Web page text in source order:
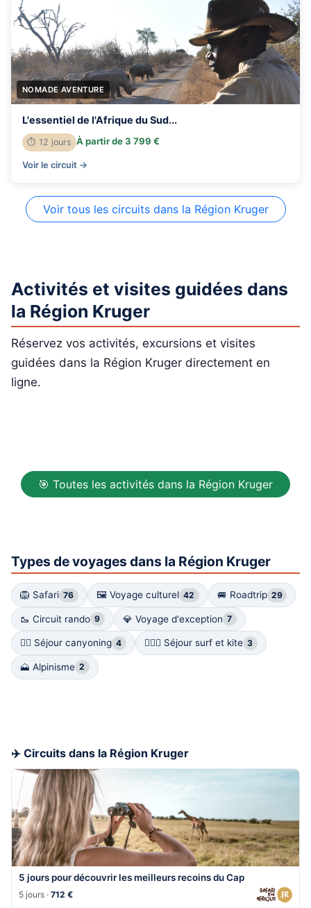
NOMADE AVENTURE
L'essentiel de l'Afrique du Sud...
⏱ 12 jours À partir de 3 799 €
Voir le circuit →
Voir tous les circuits dans la Région Kruger
Activités et visites guidées dans
la Région Kruger
Réservez vos activités, excursions et visites
guidées dans la Région Kruger directement en
ligne.
🎯 Toutes les activités dans la Région Kruger
Types de voyages dans la Région Kruger
🦁 Safari 76 🖼 Voyage culturel 42 🚐 Roadtrip 29
🥾 Circuit rando 9 💎 Voyage d'exception 7
🧗‍♀️ Séjour canyoning 4 🏄🏻‍♀️ Séjour surf et kite 3
🗻 Alpinisme 2
✈️ Circuits dans la Région Kruger
5 jours pour découvrir les meilleurs recoins du Cap
5 jours ·712 €